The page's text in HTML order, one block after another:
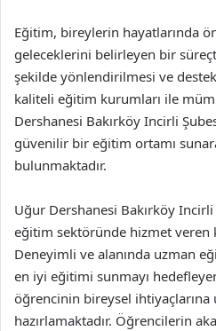
Eğitim, bireylerin hayatlarında
geleceklerini belirleyen bir
şekilde yönlendirilmesi ve
kaliteli eğitim kurumları ile
Dershanesi Bakırköy Incirli
güvenilir bir eğitim ortamı
bulunmaktadır.
Uğur Dershanesi Bakırköy Incirli
eğitim sektöründe hizmet
Deneyimli ve alanında uzman
en iyi eğitimi sunmayı
öğrencinin bireysel
hazırlamaktadır. Öğrencilerin